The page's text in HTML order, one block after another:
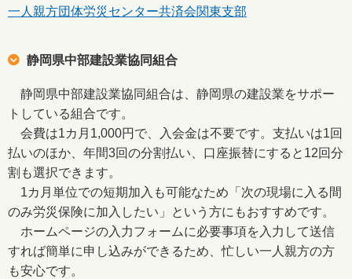
一人親方団体労災センター共済会関東支部
静岡県中部建設業協同組合
静岡県中部建設業協同組合は、静岡県の建設業をサポー
トしている組合です。
会費は1カ月1,000円で、入会金は不要です。支払いは1回
払いのほか、年間3回の分割払い、口座振替にすると12回分
割も選択できます。
1カ月単位での短期加入も可能なため「次の現場に入る間
のみ労災保険に加入したい」という方にもおすすめです。
ホームページの入力フォームに必要事項を入力して送信
すれば簡単に申し込みができるため、忙しい一人親方の方
も安心です。